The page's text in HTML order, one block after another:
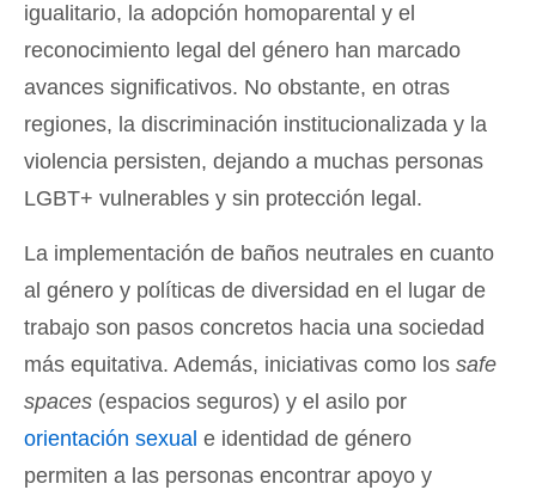
igualitario, la adopción homoparental y el
reconocimiento legal del género han marcado
avances significativos. No obstante, en otras
regiones, la discriminación institucionalizada y la
violencia persisten, dejando a muchas personas
LGBT+ vulnerables y sin protección legal.
La implementación de baños neutrales en cuanto
al género y políticas de diversidad en el lugar de
trabajo son pasos concretos hacia una sociedad
más equitativa. Además, iniciativas como los safe
spaces (espacios seguros) y el asilo por
orientación sexual e identidad de género
permiten a las personas encontrar apoyo y